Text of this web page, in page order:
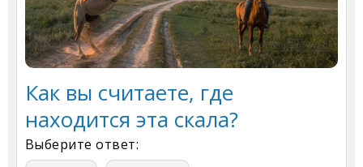
Как вы считаете, где
находится эта скала?
Выберите ответ: